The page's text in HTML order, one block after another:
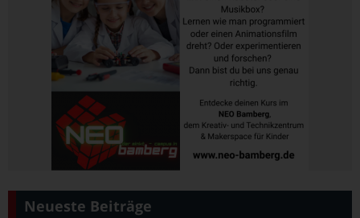
Neueste Beiträge